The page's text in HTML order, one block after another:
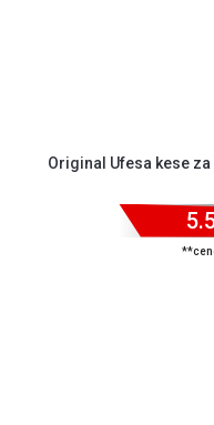
Original Ufesa kese